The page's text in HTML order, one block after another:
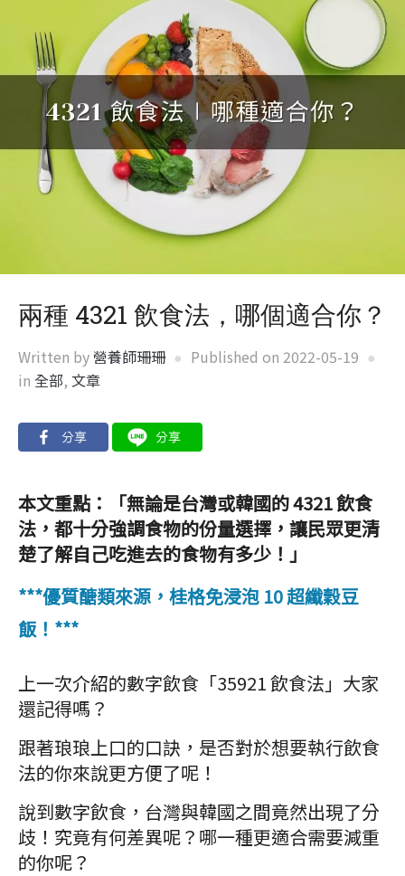
兩種 4321 飲食法，哪個適合你？
Written by營養師珊珊 Published on 2022-05-19
in 全部, 文章
本文重點：「無論是台灣或韓國的 4321 飲食
法，都十分強調食物的份量選擇，讓民眾更清
楚了解自己吃進去的食物有多少！ 」
***優質醣類來源，桂格免浸泡 10 超纖穀豆
飯！***
上一次介紹的數字飲食「35921 飲食法」大家
還記得嗎？
跟著琅琅上口的口訣，是否對於想要執行飲食
法的你來說更方便了呢！
說到數字飲食，台灣與韓國之間竟然出現了分
歧！究竟有何差異呢？哪一種更適合需要減重
的你呢？